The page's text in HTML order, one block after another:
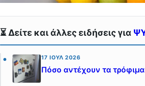
⏳ Δείτε και άλλες ειδήσεις για
17 ΙΟΎΛ 2026
Πόσο αντέχουν τα